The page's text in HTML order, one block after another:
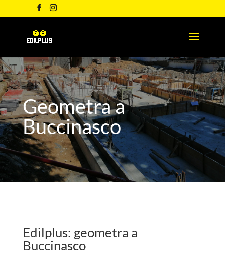
Geometra a
Buccinasco
Edilplus: geometra a
Buccinasco